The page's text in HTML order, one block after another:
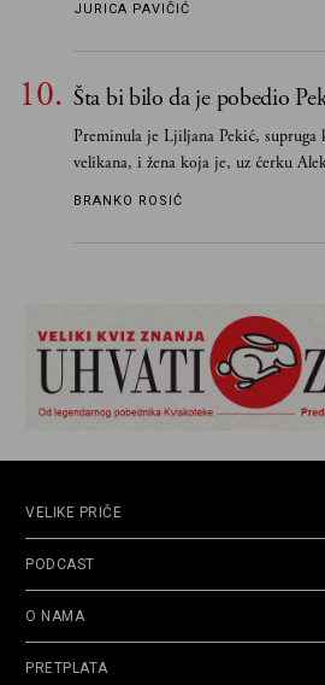
JURICA PAVIČIĆ
Šta bi bilo da je pobedio
Preminula je Ljiljana Pekić, supruga
velikana, i žena koja je, uz ćerku
vodila računa o zaostavštini pisca.
BRANKO ROSIĆ
VELIKE PRIČE
PODCAST
O NAMA
PRETPLATA